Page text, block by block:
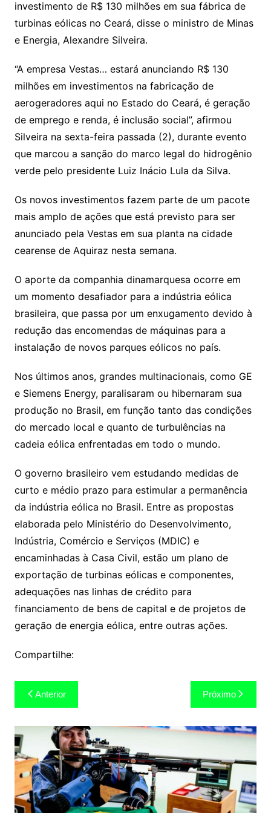
Li
n
k
A
p
p
a
m
dI
n
e
Cl
o
o
m
s
a
g
e
o
k.
o
m
p
e
o
o
ai
l
a
d
l
e
investimento de R$ 130 milhões em sua fábrica de
turbinas eólicas no Ceará, disse o ministro de Minas
e Energia, Alexandre Silveira.
“A empresa Vestas… estará anunciando R$ 130
milhões em investimentos na fabricação de
aerogeradores aqui no Estado do Ceará, é geração
de emprego e renda, é inclusão social”, afirmou
Silveira na sexta-feira passada (2), durante evento
que marcou a sanção do marco legal do hidrogênio
verde pelo presidente Luiz Inácio Lula da Silva.
Os novos investimentos fazem parte de um pacote
mais amplo de ações que está previsto para ser
anunciado pela Vestas em sua planta na cidade
cearense de Aquiraz nesta semana.
O aporte da companhia dinamarquesa ocorre em
um momento desafiador para a indústria eólica
brasileira, que passa por um enxugamento devido à
redução das encomendas de máquinas para a
instalação de novos parques eólicos no país.
Nos últimos anos, grandes multinacionais, como GE
e Siemens Energy, paralisaram ou hibernaram sua
produção no Brasil, em função tanto das condições
do mercado local e quanto de turbulências na
cadeia eólica enfrentadas em todo o mundo.
O governo brasileiro vem estudando medidas de
curto e médio prazo para estimular a permanência
da indústria eólica no Brasil. Entre as propostas
elaborada pelo Ministério do Desenvolvimento,
Indústria, Comércio e Serviços (MDIC) e
encaminhadas à Casa Civil, estão um plano de
exportação de turbinas eólicas e componentes,
adequações nas linhas de crédito para
financiamento de bens de capital e de projetos de
geração de energia eólica, entre outras ações.
Compartilhe:
Navegação
de
Post
Anterior Próximo